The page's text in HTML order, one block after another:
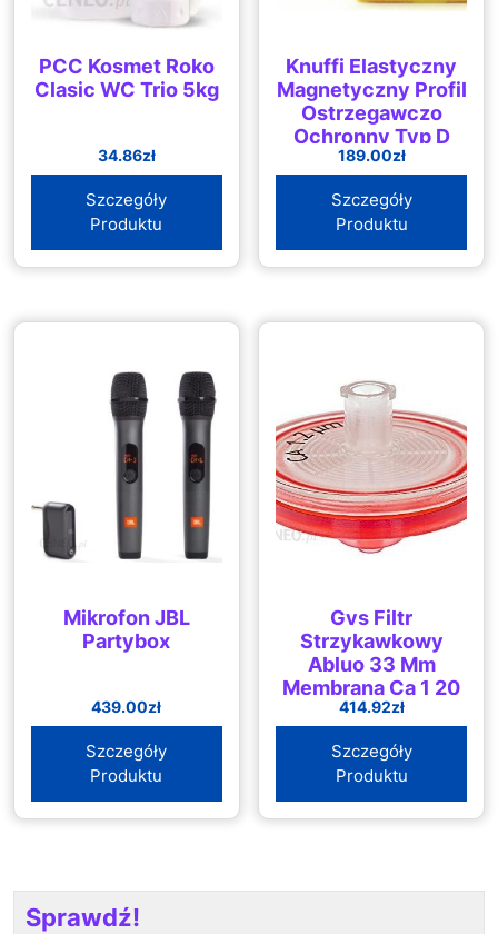
PCC Kosmet Roko
Clasic WC Trio 5kg
34.86zł
Szczegóły
Produktu
Knuffi Elastyczny
Magnetyczny Profil
Ostrzegawczo
Ochronny Typ D
(1000 Mm)
189.00zł
Szczegóły
Produktu
Mikrofon JBL
Partybox
439.00zł
Szczegóły
Produktu
Gvs Filtr
Strzykawkowy
Abluo 33 Mm
Membrana Ca 1 20
µm Obudowa
Czerwony 10szt.
414.92zł
Szczegóły
Produktu
Sprawdź!